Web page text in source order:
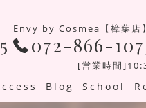
Envy by Cosmea【樟葉店】
072-866-
[営業時間
Blog School